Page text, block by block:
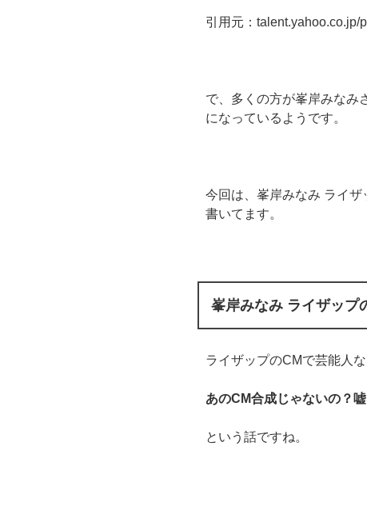
引用元：talent.yahoo.co.jp/
で、多くの方が峯岸みなみ
になっているようです。
今回は、峯岸みなみ ライ
書いてます。
峯岸みなみ ライザップ
ライザップのCMで芸能人
あのCM合成じゃないの？
という話ですね。